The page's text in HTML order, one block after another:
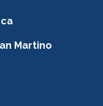
Martino